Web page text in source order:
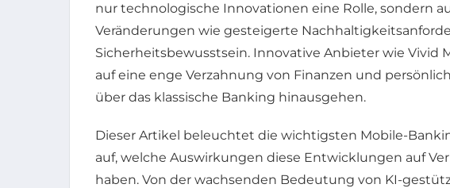
nur technologische Innovationen eine Rolle, sondern
Veränderungen wie gesteigerte
Sicherheitsbewusstsein. Innovative Anbieter wie Vivid
auf eine enge Verzahnung von Finanzen und
über das klassische Banking hinausgehen.
Dieser Artikel beleuchtet die wichtigsten Mobile-
auf, welche Auswirkungen diese Entwicklungen auf
haben. Von der wachsenden Bedeutung von KI-